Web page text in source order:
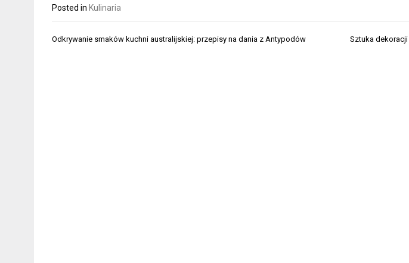
Posted in Kulinaria
Nawigacja
Odkrywanie smaków kuchni australijskiej: przepisy na dania z Antypodów Sztuka